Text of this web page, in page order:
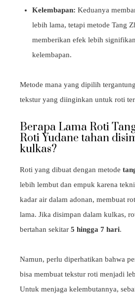
Kelembapan: Keduanya
lebih lama, tetapi metode Tang
memberikan efek lebih
kelembapan.
Metode mana yang dipilih
tekstur yang diinginkan untuk roti
Berapa Lama Roti
Roti Yudane tahan
kulkas?
Roti yang dibuat dengan metode
lebih lembut dan empuk karena
kadar air dalam adonan, membuat
lama. Jika disimpan dalam kulkas,
bertahan sekitar 5 hingga 7 hari.
Namun, perlu diperhatikan bahwa
bisa membuat tekstur roti menjadi
Untuk menjaga kelembutannya,